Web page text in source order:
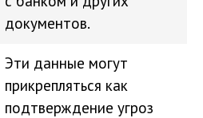
документов.
Эти данные могут
прикрепляться как
подтверждение угроз